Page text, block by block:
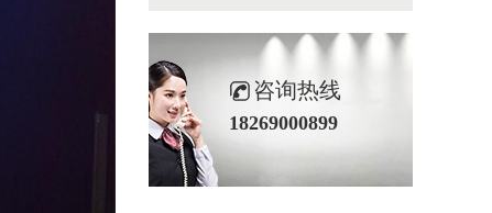
咨询热线
18269000899